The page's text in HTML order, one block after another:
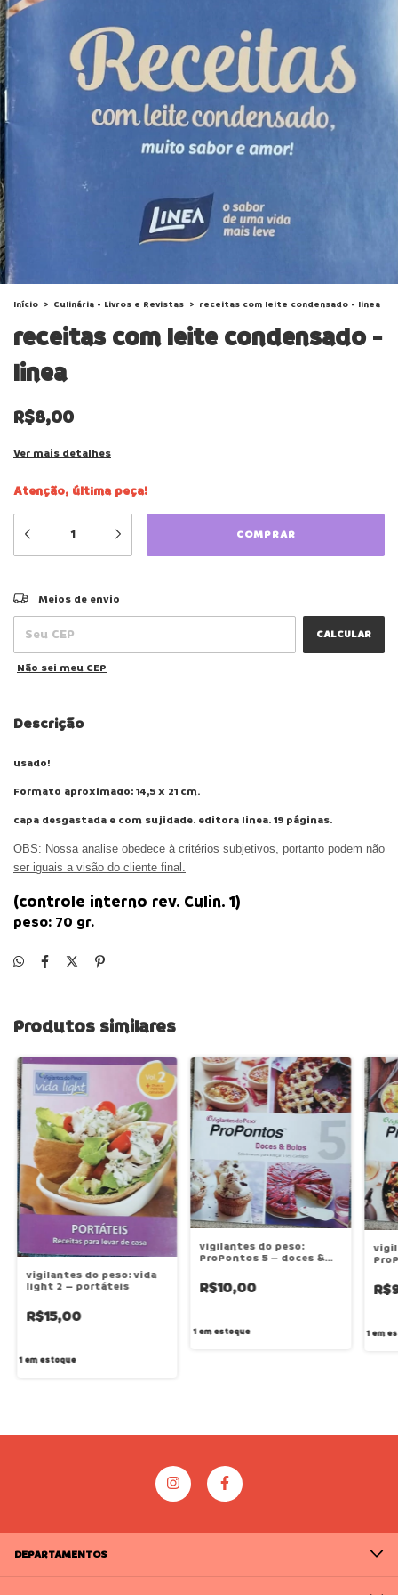
Início > Culinária - Livros e Revistas > receitas com leite condensado - linea
receitas com leite condensado -
linea
R$8,00
Ver mais detalhes
Atenção, última peça!
Entregas para o CEP:
Meios de envio
CALCULAR
Não sei meu CEP
Descrição
usado!
Formato aproximado: 14,5 x 21 cm.
capa desgastada e com sujidade. editora linea. 19 páginas.
OBS: Nossa analise obedece à critérios subjetivos, portanto podem não
ser iguais a visão do cliente final.
(controle interno rev. Culin. 1)
peso: 70 gr.
Produtos similares
vigilantes do peso: vida
light 2 – portáteis
R$15,00
1em estoque
vigilantes do peso:
ProPontos 5 – doces &
R$10,00
1em estoque 1em
DEPARTAMENTOS